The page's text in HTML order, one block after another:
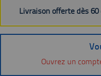
Livraison offerte dès
Ouvrez un